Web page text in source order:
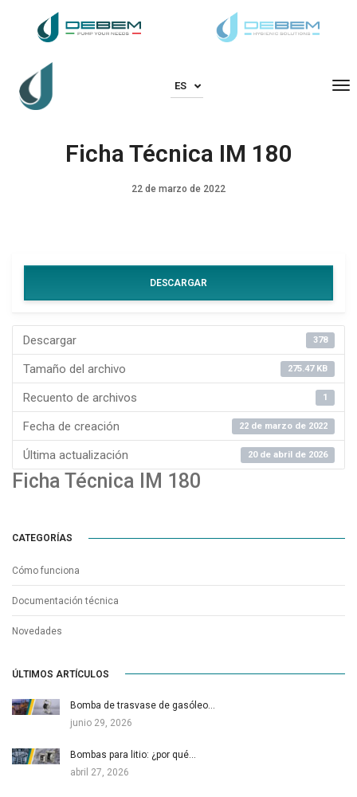
ES
Ficha Técnica IM 180
22 de marzo de 2022
DESCARGAR
Descargar 378
Tamaño del archivo 275.47 KB
Recuento de archivos 1
Fecha de creación 22 de marzo de 2022
Última actualización 20 de abril de 2026
Ficha Técnica IM 180
CATEGORÍAS
Cómo funciona
Documentación técnica
Novedades
ÚLTIMOS ARTÍCULOS
Bomba de trasvase de gasóleo…
junio 29, 2026
Bombas para litio: ¿por qué…
abril 27, 2026